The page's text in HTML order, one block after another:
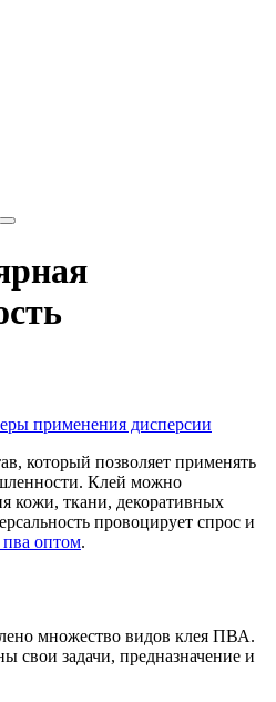
применения дисперсии
который позволяет применять
Клей можно
кожи, ткани, декоративных
провоцирует спрос и
пва оптом.
множество видов клея ПВА.
свои задачи, предназначение и